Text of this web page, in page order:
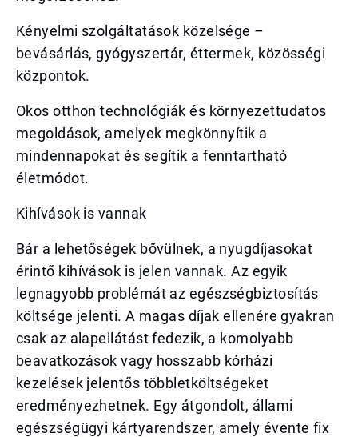
Kényelmi szolgáltatások közelsége –
bevásárlás, gyógyszertár, éttermek, közösségi
központok.
Okos otthon technológiák és környezettudatos
megoldások, amelyek megkönnyítik a
mindennapokat és segítik a fenntartható
életmódot.
Kihívások is vannak
Bár a lehetőségek bővülnek, a nyugdíjasokat
érintő kihívások is jelen vannak. Az egyik
legnagyobb problémát az egészségbiztosítás
költsége jelenti. A magas díjak ellenére gyakran
csak az alapellátást fedezik, a komolyabb
beavatkozások vagy hosszabb kórházi
kezelések jelentős többletköltségeket
eredményezhetnek. Egy átgondolt, állami
egészségügyi kártyarendszer, amely évente fix